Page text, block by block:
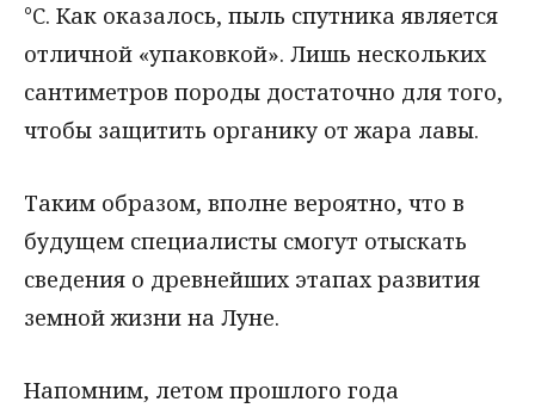
°C. Как оказалось, пыль спутника является
отличной «упаковкой». Лишь нескольких
сантиметров породы достаточно для того,
чтобы защитить органику от жара лавы.
Таким образом, вполне вероятно, что в
будущем специалисты смогут отыскать
сведения о древнейших этапах развития
земной жизни на Луне.
Напомним, летом прошлого года